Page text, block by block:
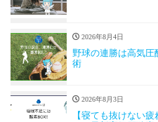
2026年8月4日
野球の連勝は高気圧
術
2026年8月3日
【寝ても抜けない